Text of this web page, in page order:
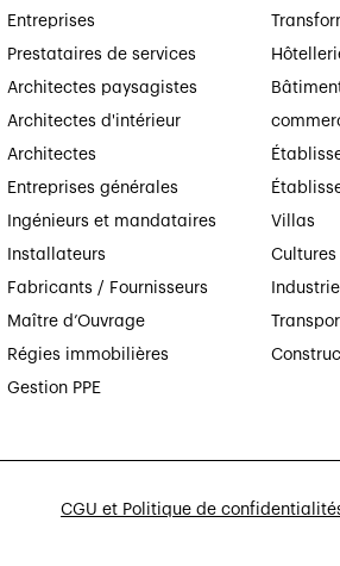
Entreprises
Prestataires de services
Architectes paysagistes
Architectes d'intérieur
Architectes
Entreprises générales
Ingénieurs et mandataires
Installateurs
Fabricants / Fournisseurs
Maître d’Ouvrage
Régies immobilières
Gestion PPE
Villas
Cultures
CGU et Politique de